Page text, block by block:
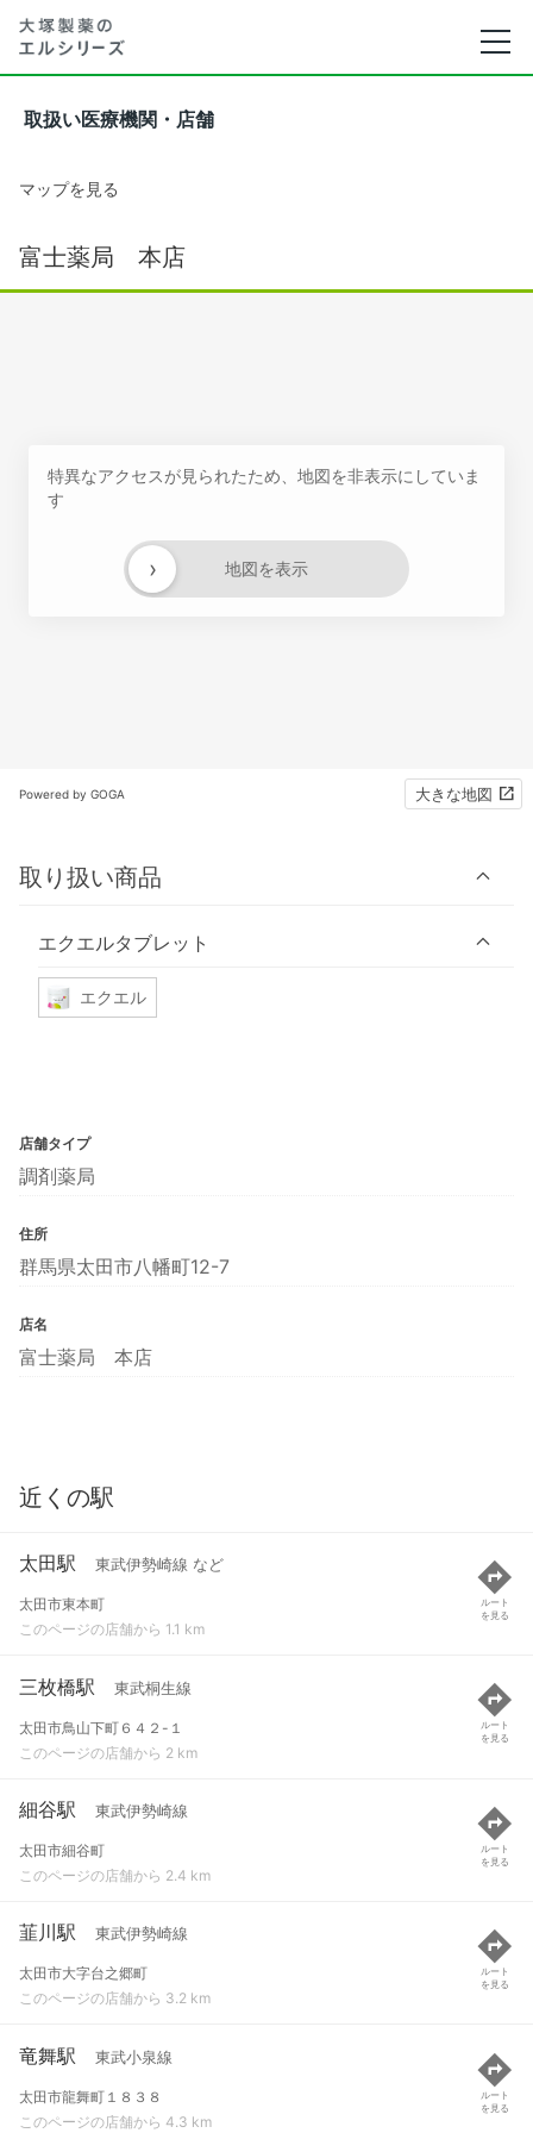
取扱い医療機関・店舗
マップを見る
富士薬局 本店
特異なアクセスが見られたため、地図を非表示にしていま
す
地図を表示
›
Powered by GOGA 大きな地図
取り扱い商品
エクエルタブレット
エクエル
店舗タイプ
調剤薬局
住所
群馬県太田市八幡町12-7
店名
富士薬局 本店
近くの駅
太田駅 東武伊勢崎線 など
太田市東本町
このページの店舗から 1.1 km
ルート
を見る
三枚橋駅 東武桐生線
太田市鳥山下町６４２-１
このページの店舗から 2 km
ルート
を見る
細谷駅 東武伊勢崎線
太田市細谷町
このページの店舗から 2.4 km
ルート
を見る
韮川駅 東武伊勢崎線
太田市大字台之郷町
このページの店舗から 3.2 km
ルート
を見る
竜舞駅 東武小泉線
太田市龍舞町１８３８
このページの店舗から 4.3 km
ルート
を見る